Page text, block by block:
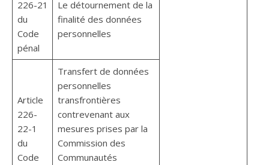
226-21
du
Code
pénal
Le détournement de la
finalité des données
personnelles
Article
226-
22-1
du
Code
Transfert de données
personnelles
transfrontières
contrevenant aux
mesures prises par la
Commission des
Communautés